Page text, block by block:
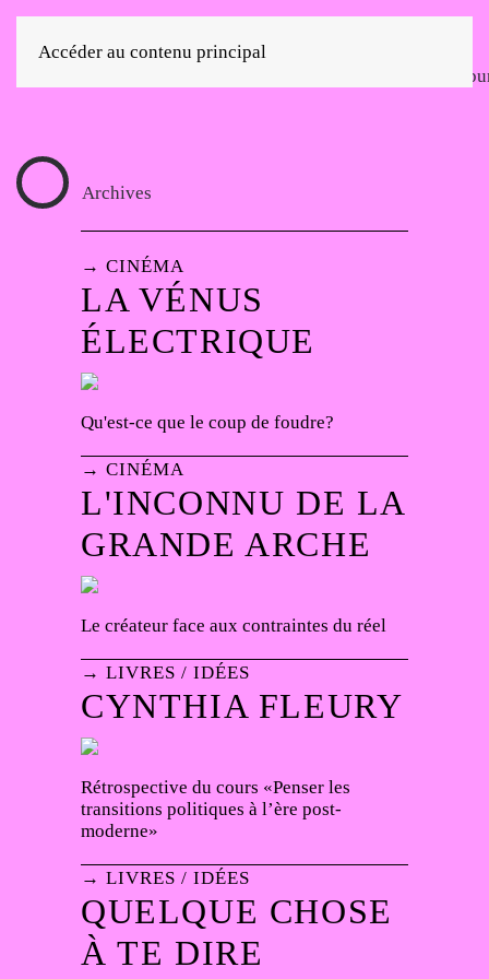
Accéder au contenu principal
Archives
→ CINÉMA
LA VÉNUS
ÉLECTRIQUE
Qu'est-ce que le coup de foudre?
→ CINÉMA
L'INCONNU DE LA
GRANDE ARCHE
Le créateur face aux contraintes du réel
→ LIVRES / IDÉES
CYNTHIA FLEURY
Rétrospective du cours «Penser les
transitions politiques à l’ère post-
moderne»
→ LIVRES / IDÉES
QUELQUE CHOSE
À TE DIRE